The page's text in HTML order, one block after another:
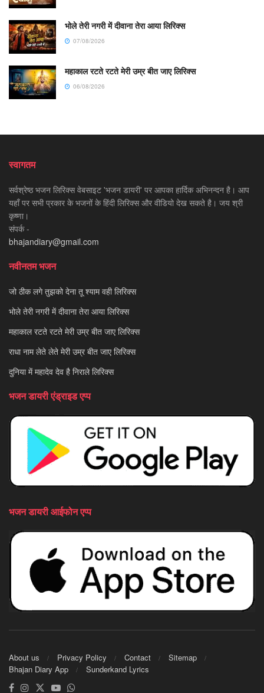
भोले तेरी नगरी में दीवाना तेरा आया लिरिक्स
07/08/2026
महाकाल रटते रटते मेरी उम्र बीत जाए लिरिक्स
06/08/2026
स्वागतम
सर्वश्रेष्ठ भजन लिरिक्स वेबसाइट 'भजन डायरी' पर आपका हार्दिक अभिनन्दन है। आप
यहाँ पर सभी प्रकार के भजनों के हिंदी लिरिक्स और वीडियो देख सकते है। जय श्री
कृष्णा।
संपर्क -
bhajandiary@gmail.com
नवीनतम भजन
जो ठीक लगे तुझको देना तू श्याम वही लिरिक्स
भोले तेरी नगरी में दीवाना तेरा आया लिरिक्स
महाकाल रटते रटते मेरी उम्र बीत जाए लिरिक्स
राधा नाम लेते लेते मेरी उम्र बीत जाए लिरिक्स
दुनिया में महादेव देव है निराले लिरिक्स
भजन डायरी एंड्राइड एप्प
भजन डायरी आईफोन एप्प
About us Privacy Policy Contact
Sitemap
Bhajan Diary App
Sunderkand Lyrics